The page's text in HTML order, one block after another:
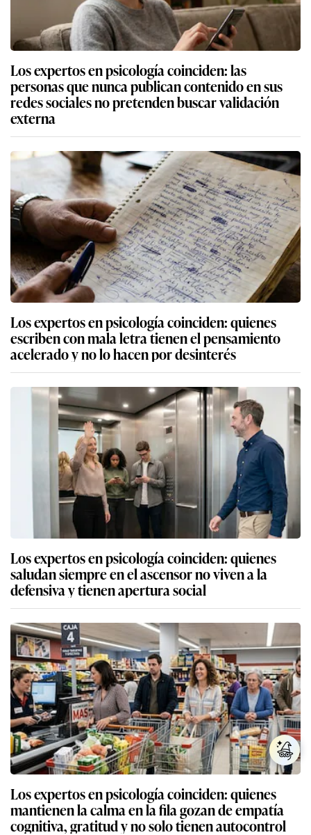
Los expertos en psicología coinciden: las
personas que nunca publican contenido en sus
redes sociales no pretenden buscar validación
externa
Los expertos en psicología coinciden: quienes
escriben con mala letra tienen el pensamiento
acelerado y no lo hacen por desinterés
Los expertos en psicología coinciden: quienes
saludan siempre en el ascensor no viven a la
defensiva y tienen apertura social
Los expertos en psicología coinciden: quienes
mantienen la calma en la fila gozan de empatía
cognitiva, gratitud y no solo tienen autocontrol